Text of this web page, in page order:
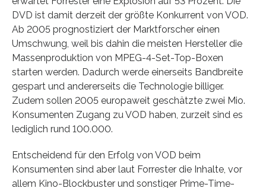
DVD ist damit derzeit der größte Konkurrent von VOD.
Ab 2005 prognostiziert der Marktforscher einen
Umschwung, weil bis dahin die meisten Hersteller die
Massenproduktion von MPEG-4-Set-Top-Boxen
starten werden. Dadurch werde einerseits Bandbreite
gespart und andererseits die Technologie billiger.
Zudem sollen 2005 europaweit geschätzte zwei Mio.
Konsumenten Zugang zu VOD haben, zurzeit sind es
lediglich rund 100.000.
Entscheidend für den Erfolg von VOD beim
Konsumenten sind aber laut Forrester die Inhalte, vor
allem Kino-Blockbuster und sonstiger Prime-Time-